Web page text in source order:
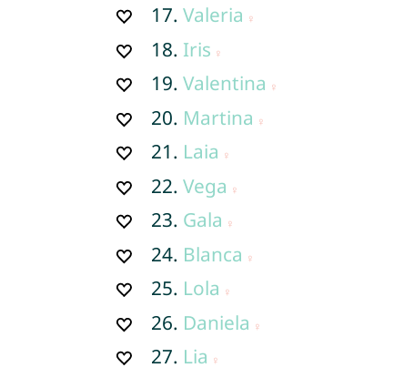
17.Valeria
18. Iris
19.Valentina
20. Martina
21. Laia
22.Vega
23. Gala
24. Blanca
25. Lola
26. Daniela
27. Lia